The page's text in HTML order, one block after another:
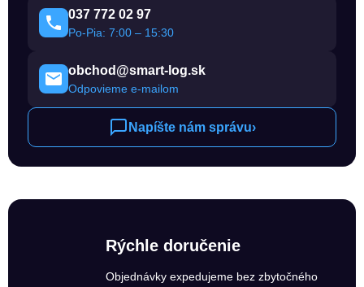
037 772 02 97
Po-Pia: 7:00 – 15:30
obchod@smart-log.sk
Odpovieme e-mailom
Napíšte nám správu›
Rýchle doručenie
Objednávky expedujeme bez zbytočného